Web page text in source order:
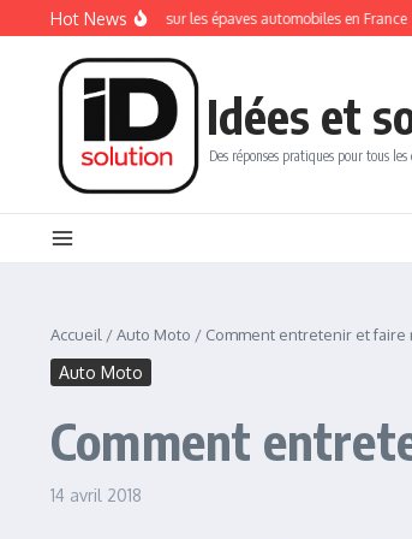
Aller au contenu
Hot News
réglementations sur les épaves automobiles en France
Idées et
Des réponses pratiques pour tous
Accueil /Auto Moto / Comment entretenir et
Auto Moto
Comment
14 avril 2018